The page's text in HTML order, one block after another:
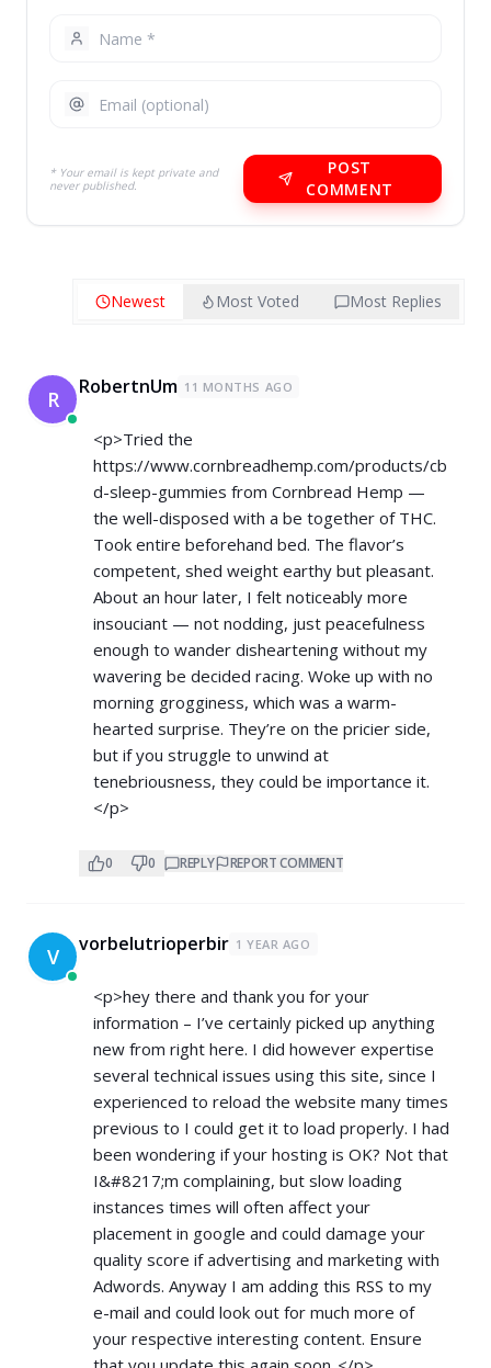
* Your email is kept private and
never published.
POST
COMMENT
Newest Most Voted Most Replies
R RobertnUm 11 MONTHS AGO
<p>Tried the
https://www.cornbreadhemp.com/products/cb
d-sleep-gummies from Cornbread Hemp —
the well-disposed with a be together of THC.
Took entire beforehand bed. The flavor’s
competent, shed weight earthy but pleasant.
About an hour later, I felt noticeably more
insouciant — not nodding, just peacefulness
enough to wander disheartening without my
wavering be decided racing. Woke up with no
morning grogginess, which was a warm-
hearted surprise. They’re on the pricier side,
but if you struggle to unwind at
tenebriousness, they could be importance it.
</p>
0 0 REPLY REPORT COMMENT
V vorbelutrioperbir 1 YEAR AGO
<p>hey there and thank you for your
information – I’ve certainly picked up anything
new from right here. I did however expertise
several technical issues using this site, since I
experienced to reload the website many times
previous to I could get it to load properly. I had
been wondering if your hosting is OK? Not that
I&#8217;m complaining, but slow loading
instances times will often affect your
placement in google and could damage your
quality score if advertising and marketing with
Adwords. Anyway I am adding this RSS to my
e-mail and could look out for much more of
your respective interesting content. Ensure